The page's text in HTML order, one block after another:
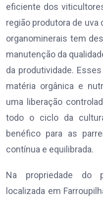
eficiente dos
região produtora de
organominerais tem
manutenção da
da produtividade.
matéria orgânica e
uma liberação
todo o ciclo da
benéfico para as
contínua e equilibrada.
Na propriedade do
localizada em